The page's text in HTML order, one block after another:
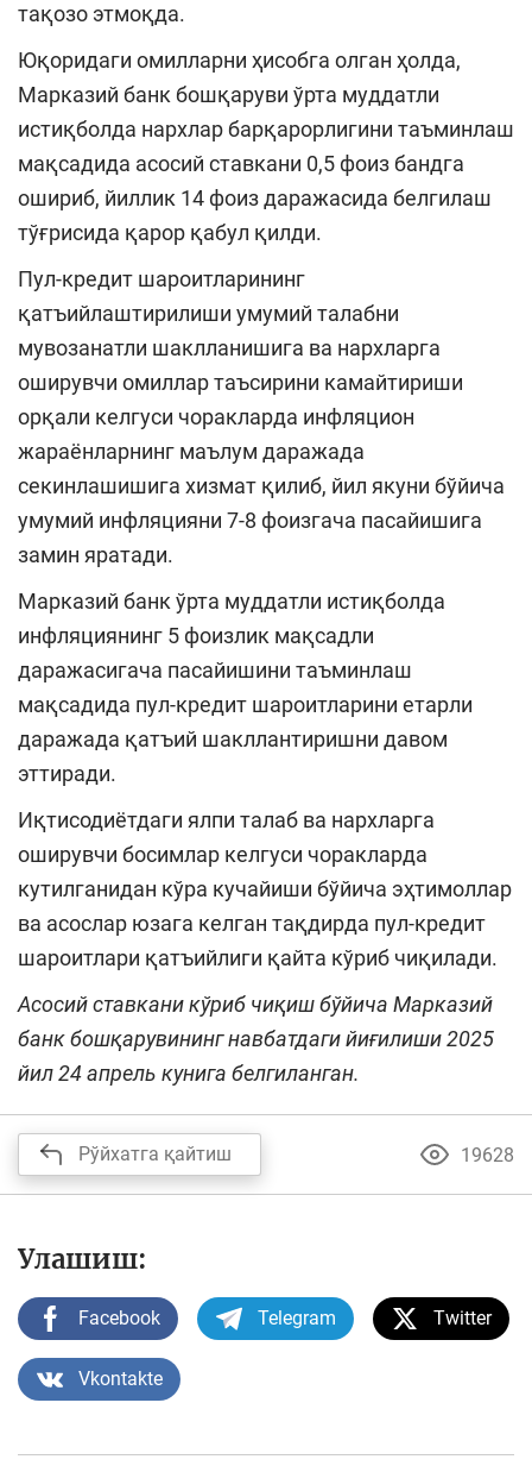
тақозо этмоқда.
Юқоридаги омилларни ҳисобга олган ҳолда,
Марказий банк бошқаруви ўрта муддатли
истиқболда нархлар барқарорлигини таъминлаш
мақсадида асосий ставкани 0,5 фоиз бандга
ошириб, йиллик 14 фоиз даражасида белгилаш
тўғрисида қарор қабул қилди.
Пул-кредит шароитларининг
қатъийлаштирилиши умумий талабни
мувозанатли шаклланишига ва нархларга
оширувчи омиллар таъсирини камайтириши
орқали келгуси чоракларда инфляцион
жараёнларнинг маълум даражада
секинлашишига хизмат қилиб, йил якуни бўйича
умумий инфляцияни 7-8 фоизгача пасайишига
замин яратади.
Марказий банк ўрта муддатли истиқболда
инфляциянинг 5 фоизлик мақсадли
даражасигача пасайишини таъминлаш
мақсадида пул-кредит шароитларини етарли
даражада қатъий шакллантиришни давом
эттиради.
Иқтисодиётдаги ялпи талаб ва нархларга
оширувчи босимлар келгуси чоракларда
кутилганидан кўра кучайиши бўйича эҳтимоллар
ва асослар юзага келган тақдирда пул-кредит
шароитлари қатъийлиги қайта кўриб чиқилади.
Асосий ставкани кўриб чиқиш бўйича Марказий
банк бошқарувининг навбатдаги йиғилиши 2025
йил 24 апрель кунига белгиланган.
Рўйхатга қайтиш 19628
Улашиш:
Facebook Telegram Twitter
Vkontakte